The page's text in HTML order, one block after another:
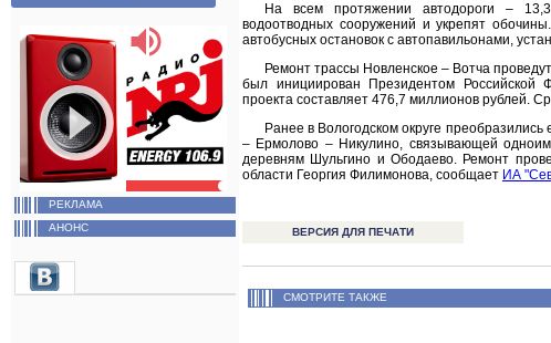
РЕКЛАМА
АНОНС
На всем протяжении автодороги –
водоотводных сооружений и укрепят
автобусных остановок с автопавильонами,
Ремонт трассы Новленское – Вотча
был инициирован Президентом
проекта составляет 476,7 миллионов рублей.
Ранее в Вологодском округе
– Ермолово – Никулино, связывающей
деревням Шульгино и Ободаево. Ремонт
области Георгия Филимонова, сообщает ИА
ВЕРСИЯ ДЛЯ ПЕЧАТИ
СМОТРИТЕ ТАКЖЕ